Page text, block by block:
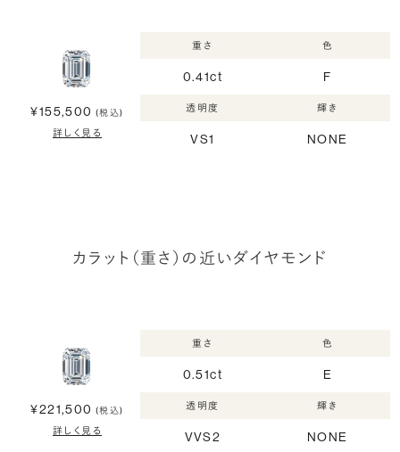
¥155,500 (税込)
詳しく見る
重さ
0.41ct
色
F
透明度
VS1
輝き
NONE
カラット（重さ）の近いダイヤモンド
¥221,500 (税込)
詳しく見る
重さ
0.51ct
色
E
透明度
VVS2
輝き
NONE